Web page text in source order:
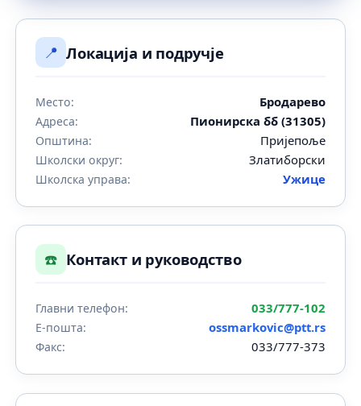
📍 Локација и подручје
Место: Бродарево
Адреса: Пионирска бб (31305)
Општина: Пријепоље
Школски округ: Златиборски
Школска управа: Ужице
☎️ Контакт и руководство
Главни телефон: 033/777-102
Е-пошта: ossmarkovic@ptt.rs
Факс: 033/777-373